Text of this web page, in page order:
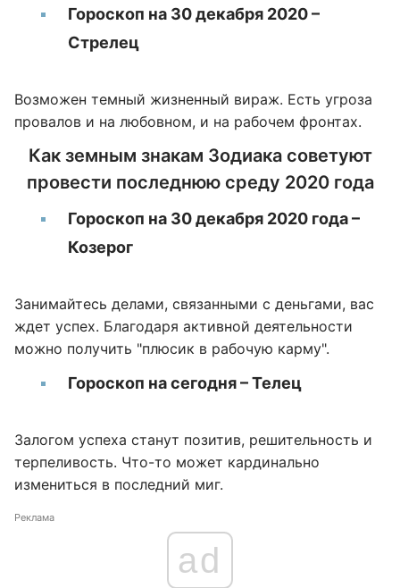
Гороскоп на 30 декабря 2020 –
Стрелец
Возможен темный жизненный вираж. Есть угроза
провалов и на любовном, и на рабочем фронтах.
Как земным знакам Зодиака советуют
провести последнюю среду 2020 года
Гороскоп на 30 декабря 2020 года –
Козерог
Занимайтесь делами, связанными с деньгами, вас
ждет успех. Благодаря активной деятельности
можно получить "плюсик в рабочую карму".
Гороскоп на сегодня – Телец
Залогом успеха станут позитив, решительность и
терпеливость. Что-то может кардинально
измениться в последний миг.
Реклама
ad